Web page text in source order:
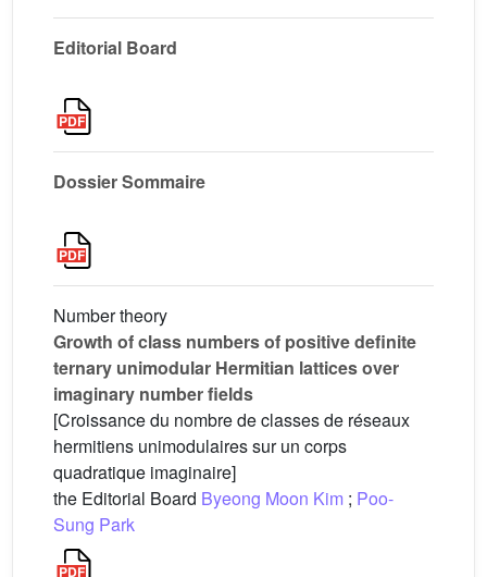
Editorial Board
Dossier Sommaire
Number theory
Growth of class numbers of positive definite
ternary unimodular Hermitian lattices over
imaginary number fields
[Croissance du nombre de classes de réseaux
hermitiens unimodulaires sur un corps
quadratique imaginaire]
the Editorial Board Byeong Moon Kim ; Poo-
Sung Park